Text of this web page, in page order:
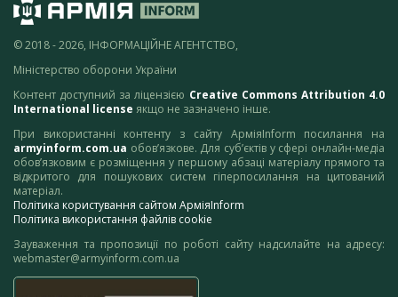
© 2018 - 2026, ІНФОРМАЦІЙНЕ АГЕНТСТВО,
Міністерство оборони України
Контент доступний за ліцензією Creative Commons Attribution 4.0
International license якщо не зазначено інше.
При використанні контенту з сайту АрміяInform посилання на
armyinform.com.ua обов’язкове. Для суб’єктів у сфері онлайн-медіа
обов’язковим є розміщення у першому абзаці матеріалу прямого та
відкритого для пошукових систем гіперпосилання на цитований
матеріал.
Політика користування сайтом АрміяInform
Політика використання файлів cookie
Зауваження та пропозиції по роботі сайту надсилайте на адресу:
webmaster@armyinform.com.ua